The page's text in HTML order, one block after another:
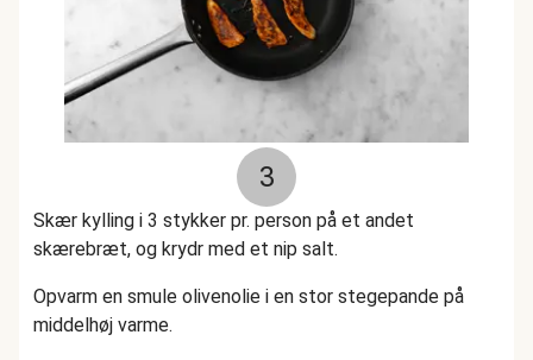
3
Skær kylling i 3 stykker pr. person på et andet
skærebræt, og krydr med et nip salt.
Opvarm en smule olivenolie i en stor stegepande på
middelhøj varme.